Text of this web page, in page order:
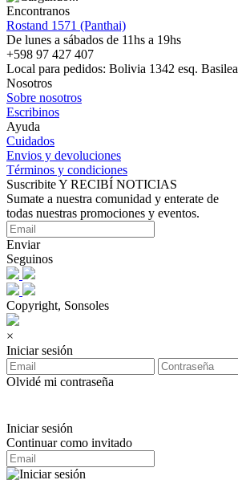
Encontranos
Rostand 1571 (Panthai)
De lunes a sábados de 11hs a 19hs
+598 97 427 407
Local para pedidos: Bolivia 1342 esq. Basilea
Nosotros
Sobre nosotros
Escribinos
Ayuda
Cuidados
Envios y devoluciones
Términos y condiciones
Suscribite Y RECIBÍ NOTICIAS
Sumate a nuestra comunidad y enterate de
todas nuestras promociones y eventos.
Enviar
Seguinos
Copyright, Sonsoles
×
Iniciar sesión
Olvidé mi contraseña
Iniciar sesión
Continuar como invitado